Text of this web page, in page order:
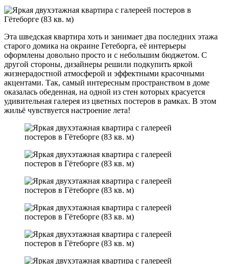
Эта шведская квартира хоть и занимает два последних этажа
старого домика на окраине Гетеборга, её интерьеры
оформлены довольно просто и с небольшим бюджетом. С
другой стороны, дизайнеры решили подкупить яркой
жизнерадостной атмосферой и эффектными красочными
акцентами. Так, самый интересным пространством в доме
оказалась обеденная, на одной из стен которых красуется
удивительная галерея из цветных постеров в рамках. В этом
жильё чувствуется настроение лета!